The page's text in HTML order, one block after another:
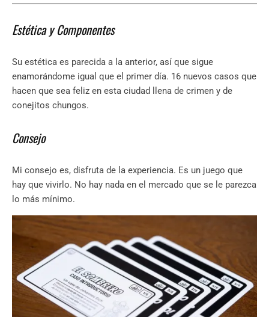
Estética y Componentes
Su estética es parecida a la anterior, así que sigue
enamorándome igual que el primer día. 16 nuevos casos que
hacen que sea feliz en esta ciudad llena de crimen y de
conejitos chungos.
Consejo
Mi consejo es, disfruta de la experiencia. Es un juego que
hay que vivirlo. No hay nada en el mercado que se le parezca
lo más mínimo.